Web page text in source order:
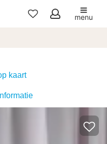
Mijn
menu
kaart